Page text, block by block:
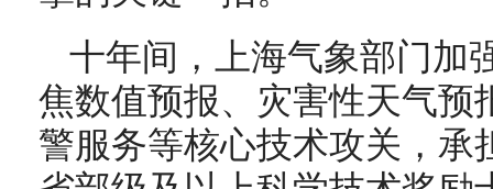
十年间，上海气象部门加
焦数值预报、灾害性天气预
警服务等核心技术攻关，承